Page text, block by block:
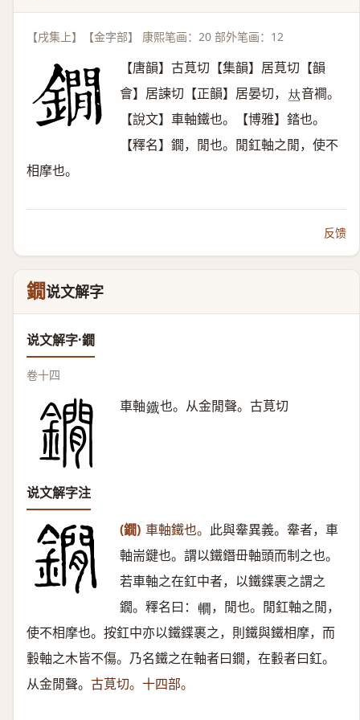
【戌集上】【金字部】 康熙笔画：20 部外笔画：12
【唐韻】古莧切【集韻】居莧切【韻
會】居諫切【正韻】居晏切， 𠀤音襇。
【說文】車軸鐵也。【博雅】錔也。
【釋名】鐗，閒也。閒釭軸之閒，使不
相摩也。
反馈
鐗说文解字
说文解字·鐗
卷十四
車軸𨮯 也。从金閒聲。古莧切
说文解字注
(鐗) 車軸鐵也。 此與舝異義。舝者，車
軸耑鍵也。謂以鐵鐕毌軸頭而制之也。
若車軸之在釭中者，以鐵鍱裹之謂之
鐗。釋名曰： 𨎫 ，閒也。閒釭軸之閒，
使不相摩也。按釭中亦以鐵鍱裹之，則鐵與鐵相摩，而
轂軸之木皆不傷。乃名鐵之在軸者曰鐗，在轂者曰釭。
从金閒聲。 古莧切。十四部。